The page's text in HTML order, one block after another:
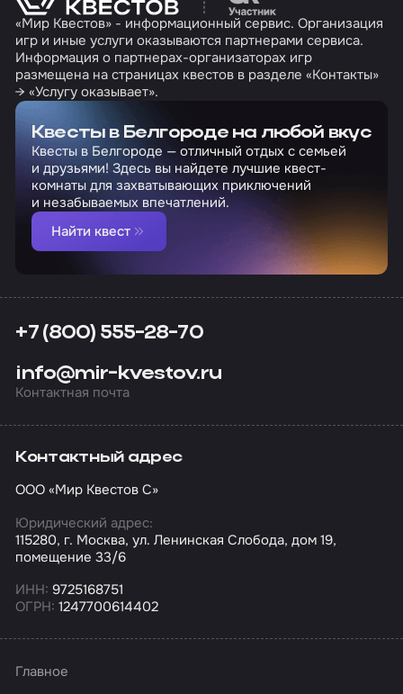
«Мир Квестов» - информационный сервис. Организация
игр и иные услуги оказываются партнерами сервиса.
Информация о партнерах-организаторах игр
размещена на страницах квестов в разделе «Контакты»
→ «Услугу оказывает».
Квесты в Белгороде на любой вкус
Квесты в Белгороде — отличный отдых с семьей
и друзьями! Здесь вы найдете лучшие квест-
комнаты для захватывающих приключений
и незабываемых впечатлений.
Найти квест
+7 (800) 555-28-70
info@mir-kvestov.ru
Контактная почта
Контактный адрес
ООО «Мир Квестов С»
Юридический адрес:
115280, г. Москва, ул. Ленинская Слобода, дом 19,
помещение 33/6
ИНН: 9725168751
ОГРН: 1247700614402
Главное